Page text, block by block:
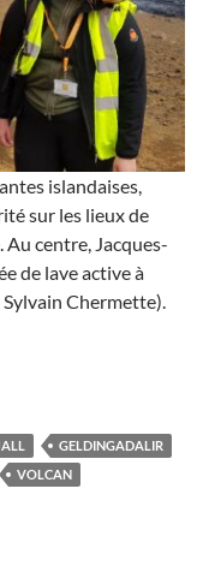
islandaises,
sur les lieux de
Au centre, Jacques-
de lave active à
Chermette).
sécurité en Islande
GELDINGADALIR
VOLCAN